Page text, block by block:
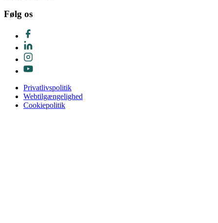
Følg os
Privatlivspolitik
Webtilgængelighed
Cookiepolitik